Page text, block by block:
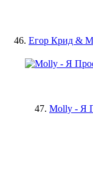
46. Егор Крид &
47. Molly - Я